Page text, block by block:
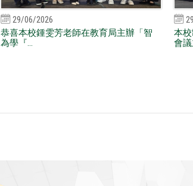
29/06/2026
恭喜本校鍾雯芳老師在教育局主辦「智
為學『...
本
會議